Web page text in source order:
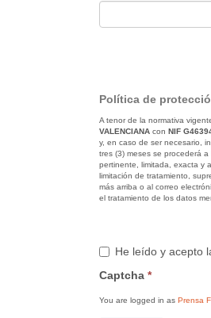
Política de
A tenor de la normativa
VALENCIANAcon NIF
y, en caso de ser necesario,
tres (3) meses se procederá
pertinente, limitada, exacta y
limitación de tratamiento,
más arriba o al correo
el tratamiento de los datos
He leído y acepto
Captcha *
You are logged in as Prensa